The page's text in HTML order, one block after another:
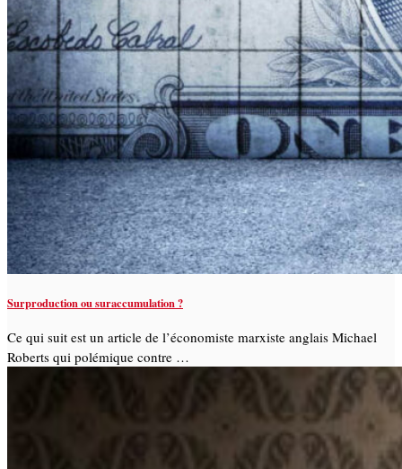
Surproduction ou suraccumulation ?
Ce qui suit est un article de l’économiste marxiste anglais Michael
Roberts qui polémique contre …